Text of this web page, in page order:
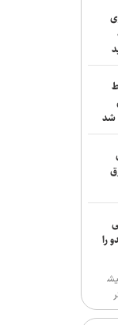
مسابقات دوومیدانی بلاروس| کسب ۶
کار
شد
را